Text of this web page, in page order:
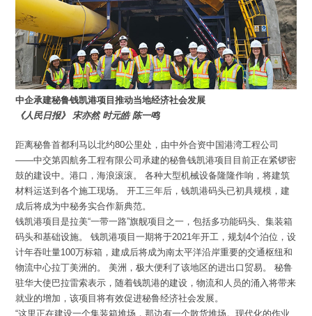
中企承建秘鲁钱凯港项目推动当地经济社会发展
《人民日报》 宋亦然 时元皓 陈一鸣
距离秘鲁首都利马以北约80公里处，由中外合资中国港湾工程公司
——中交第四航务工程有限公司承建的秘鲁钱凯港项目目前正在紧锣密
鼓的建设中。港口，海浪滚滚。 各种大型机械设备隆隆作响，将建筑
材料运送到各个施工现场。 开工三年后，钱凯港码头已初具规模，建
成后将成为中秘务实合作新典范。
钱凯港项目是拉美“一带一路”旗舰项目之一，包括多功能码头、集装箱
码头和基础设施。 钱凯港项目一期将于2021年开工，规划4个泊位，设
计年吞吐量100万标箱，建成后将成为南太平洋沿岸重要的交通枢纽和
物流中心拉丁美洲的。 美洲，极大便利了该地区的进出口贸易。 秘鲁
驻华大使巴拉雷索表示，随着钱凯港的建设，物流和人员的涌入将带来
就业的增加，该项目将有效促进秘鲁经济社会发展。
“这里正在建设一个集装箱堆场，那边有一个散货堆场。现代化的作业